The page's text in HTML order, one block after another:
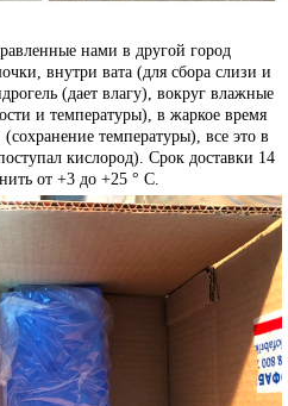
нами в другой город
внутри вата (для сбора слизи и
(дает влагу), вокруг влажные
и температуры), в жаркое время
температуры), все это в
кислород). Срок доставки 14
от +3 до +25 ° С.